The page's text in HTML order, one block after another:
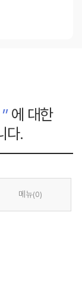
”에 대한
다.
메뉴(0)